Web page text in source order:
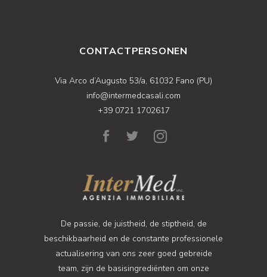
CONTACTPERSONEN
Via Arco d’Augusto 53/a, 61032 Fano (PU)
info@intermedcasali.com
+39 0721 1702617
De passie, de juistheid, de stiptheid, de
beschikbaarheid en de constante professionele
actualisering van ons zeer goed gebreide
team, zijn de basisingrediënten om onze